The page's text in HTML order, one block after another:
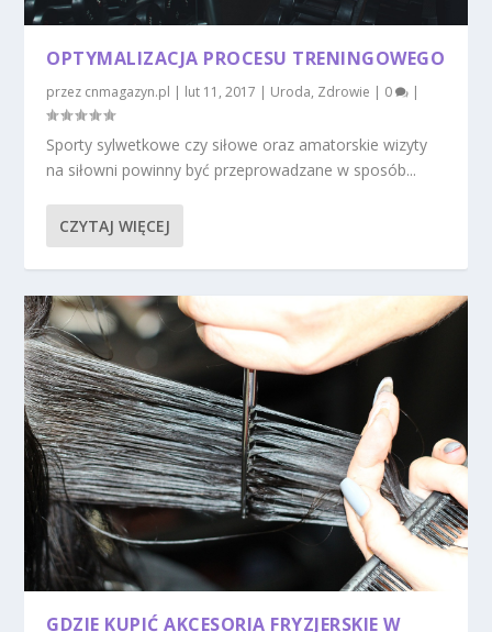
OPTYMALIZACJA PROCESU TRENINGOWEGO
przez cnmagazyn.pl lut 11, 2017 Uroda, Zdrowie 0
Sporty sylwetkowe czy siłowe oraz amatorskie wizyty
na siłowni powinny być przeprowadzane w sposób...
CZYTAJ WIĘCEJ
GDZIE KUPIĆ AKCESORIA FRYZJERSKIE W